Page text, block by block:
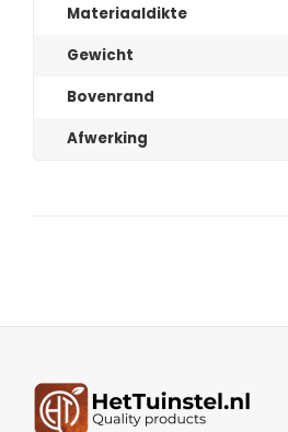
Materiaaldikte
Gewicht
Bovenrand
Afwerking